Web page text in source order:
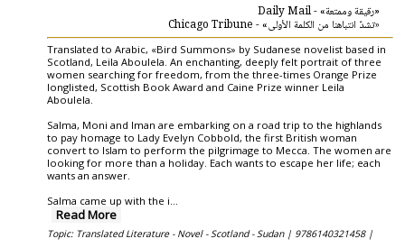
«رقيقة وممتعة» - Daily Mail
«تشدّ انتباهنا من الكلمة الأولى» - Chicago Tribune
Translated to Arabic, «Bird Summons» by Sudanese novelist based in
Scotland, Leila Aboulela. An enchanting, deeply felt portrait of three
women searching for freedom, from the three-times Orange Prize
longlisted, Scottish Book Award and Caine Prize winner Leila
Aboulela.
Salma, Moni and Iman are embarking on a road trip to the highlands
to pay homage to Lady Evelyn Cobbold, the first British woman
convert to Islam to perform the pilgrimage to Mecca. The women are
looking for more than a holiday. Each wants to escape her life; each
wants an answer.
Salma came up with the i...
Read More
Topic: Translated Literature - Novel - Scotland - Sudan | 9786140321458 |